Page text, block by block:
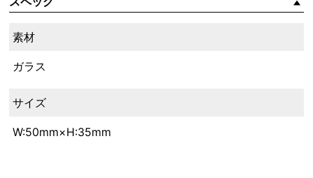
素材
ガラス
サイズ
W:50mm×H:35mm